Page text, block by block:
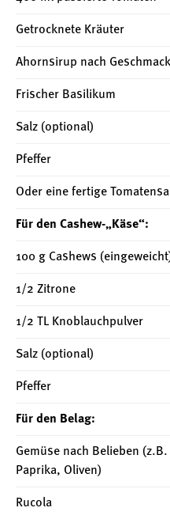
Getrocknete Kräuter
Ahornsirup nach Geschmack
Frischer Basilikum
Salz (optional)
Pfeffer
Oder eine fertige
Für den Cashew-„Käse“:
100 g Cashews
1/2 Zitrone
1/2 TL Knoblauchpulver
Salz (optional)
Pfeffer
Für den Belag:
Gemüse nach Belieben
Paprika, Oliven)
Rucola